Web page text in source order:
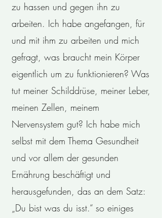
zu hassen und gegen ihn zu
arbeiten. Ich habe angefangen, für
und mit ihm zu arbeiten und mich
gefragt, was braucht mein Körper
eigentlich um zu funktionieren? Was
tut meiner Schilddrüse, meiner Leber,
meinen Zellen, meinem
Nervensystem gut? Ich habe mich
selbst mit dem Thema Gesundheit
und vor allem der gesunden
Ernährung beschäftigt und
herausgefunden, das an dem Satz:
„Du bist was du isst.“ so einiges